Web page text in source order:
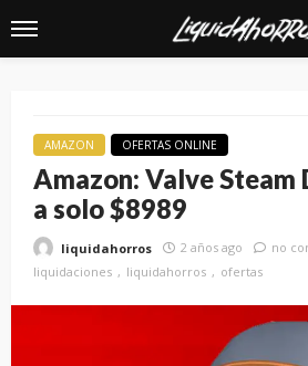
AMAZON OFERTAS ONLINE
Amazon: Valve Steam
a solo $8989
liquidahorros 2 años ago no
liquidaciones
liquidahorros ofertas